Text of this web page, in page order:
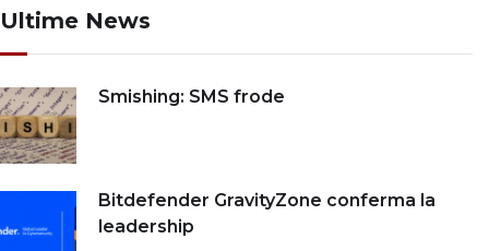
Ultime News
Smishing: SMS frode
Bitdefender GravityZone conferma la
leadership